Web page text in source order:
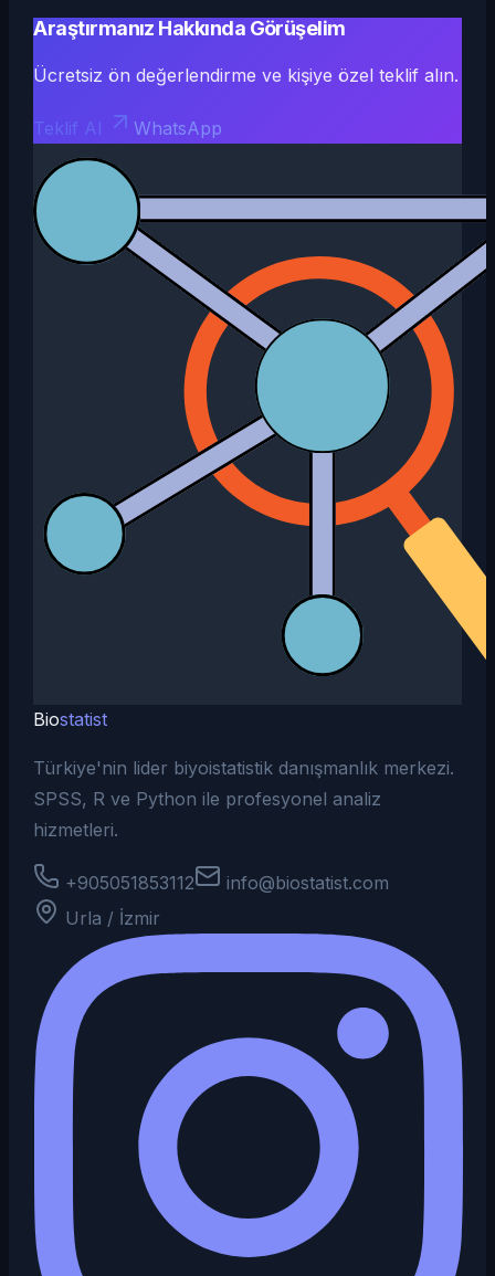
Araştırmanız Hakkında Görüşelim
Ücretsiz ön değerlendirme ve kişiye özel teklif alın.
Teklif Al WhatsApp
Biostatist
Türkiye'nin lider biyoistatistik danışmanlık merkezi.
SPSS, R ve Python ile profesyonel analiz
hizmetleri.
+905051853112
info@biostatist.com
Urla / İzmir